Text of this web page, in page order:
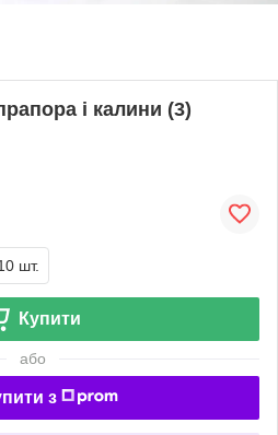
і калини (3)
шт.
Купити
або
з